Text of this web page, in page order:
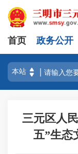
首页 政务公开
三元区人
五”生态